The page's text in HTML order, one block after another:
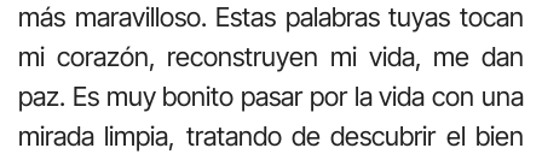
más maravilloso. Estas palabras tuyas tocan
mi corazón, reconstruyen mi vida, me dan
paz. Es muy bonito pasar por la vida con una
mirada limpia, tratando de descubrir el bien